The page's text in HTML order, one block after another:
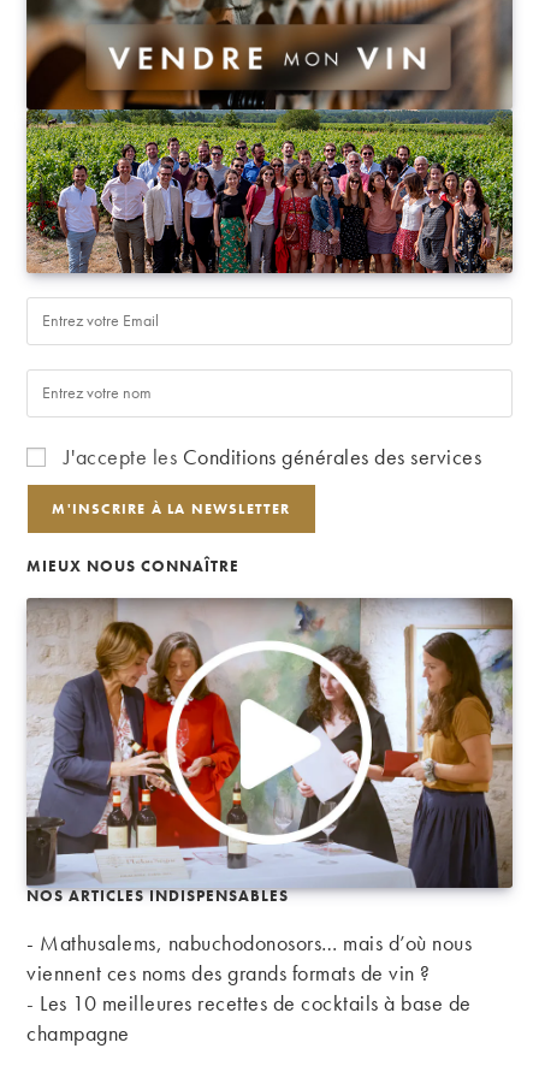
J'accepte les Conditions générales des services
MIEUX NOUS CONNAÎTRE
NOS ARTICLES INDISPENSABLES
- Mathusalems, nabuchodonosors… mais d’où nous
viennent ces noms des grands formats de vin ?
- Les 10 meilleures recettes de cocktails à base de
champagne